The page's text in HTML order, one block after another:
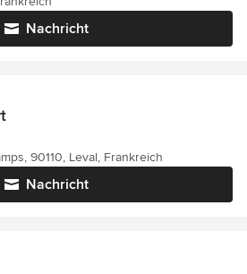
Nachricht
Nachricht
90110, Leval, Frankreich